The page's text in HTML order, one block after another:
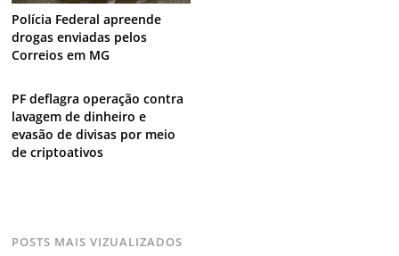
Polícia Federal apreende
drogas enviadas pelos
Correios em MG
PF deflagra operação contra
lavagem de dinheiro e
evasão de divisas por meio
de criptoativos
POSTS MAIS VIZUALIZADOS